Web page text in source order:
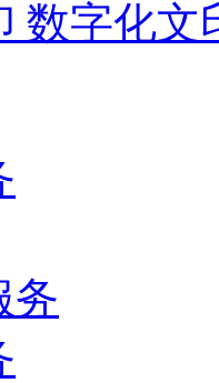
数字化文
务